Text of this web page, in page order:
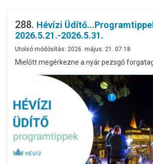
288. Hévízi
2026.5.21.-2026.5.31.
Utolsó módósítás: 2026. május. 21. 07:18
Mielőtt megérkezne a nyár pezsgő